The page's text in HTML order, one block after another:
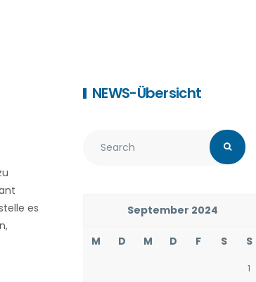
es
NEWS-Übersicht
September 2024
M D M D F S S
1